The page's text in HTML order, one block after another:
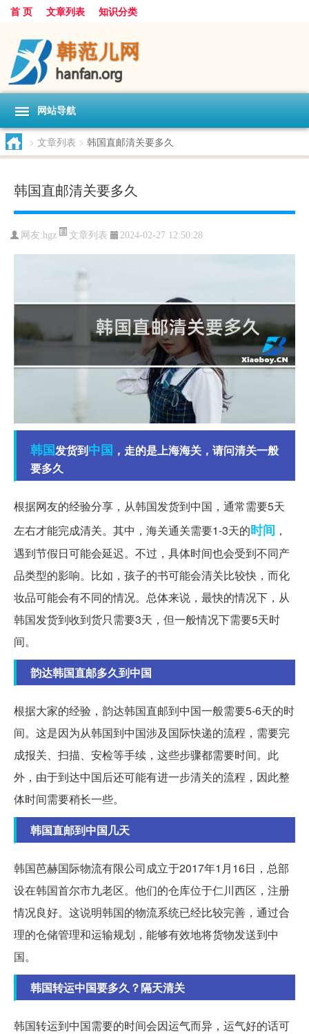
首 页 文章列表 知识分类
网站导航
> 文章列表 > 韩国直邮清关要多久
韩国直邮清关要多久
网友:hgz 文章列表 2024-02-27 12:50:28
韩国发货到中国 ，走的是上海海关，请问清关一般
要多久
根据网友的经验分享，从韩国发货到中国，通常需要5天
左右才能完成清关。其中，海关通关需要1-3天的时间 ，
遇到节假日可能会延迟。不过，具体时间也会受到不同产
品类型的影响。比如，孩子的书可能会清关比较快，而化
妆品可能会有不同的情况。总体来说，最快的情况下，从
韩国发货到收到货只需要3天，但一般情况下需要5天时
间。
韵达韩国直邮多久到中国
根据大家的经验，韵达韩国直邮到中国一般需要5-6天的时
间。这是因为从韩国到中国涉及国际快递的流程，需要完
成报关、扫描、安检等手续，这些步骤都需要时间。此
外，由于到达中国后还可能有进一步清关的流程，因此整
体时间需要稍长一些。
韩国直邮到中国几天
韩国芭赫国际物流有限公司成立于2017年1月16日，总部
设在韩国首尔市九老区。他们的仓库位于仁川西区，注册
情况良好。这说明韩国的物流系统已经比较完善，通过合
理的仓储管理和运输规划，能够有效地将货物发送到中
国。
韩国转运中国要多久？隔天清关
韩国转运到中国需要的时间会因运气而异，运气好的话可